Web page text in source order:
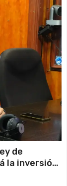
de
la inversión